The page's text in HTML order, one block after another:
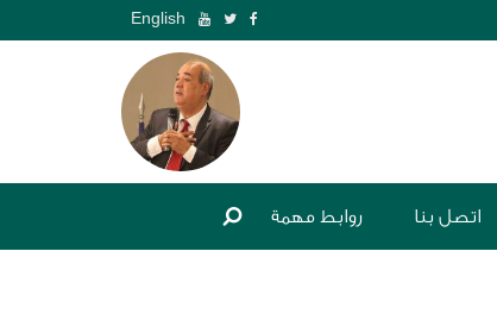
English
اتصل بنا روابط مهمة